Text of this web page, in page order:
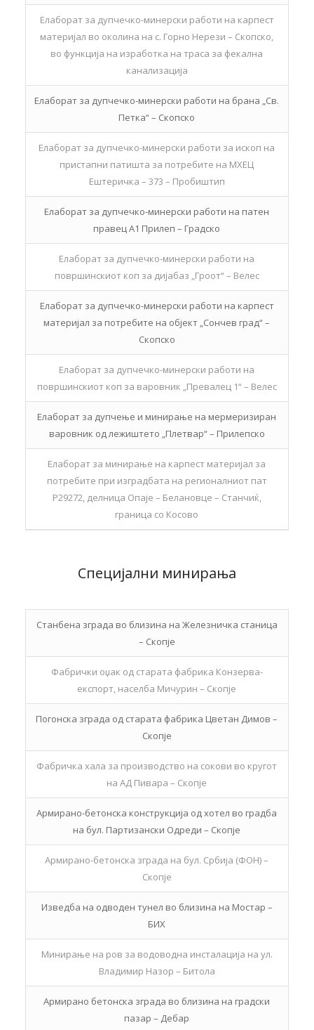
Елаборат за дупчечко-минерски работи на карпест
материјал во околина на с. Горно Нерези – Скопско,
во функција на изработка на траса за фекална
канализација
Елаборат за дупчечко-минерски работи на брана „Св.
Петка“ – Скопско
Елаборат за дупчечко-минерски работи за ископ на
пристапни патишта за потребите на МХЕЦ
Ештеричка – 373 – Пробиштип
Елаборат за дупчечко-минерски работи на патен
правец А1 Прилеп – Градско
Елаборат за дупчечко-минерски работи на
површинскиот коп за дијабаз „Гроот“ – Велес
Елаборат за дупчечко-минерски работи на карпест
материјал за потребите на објект „Сончев град“ –
Скопско
Елаборат за дупчечко-минерски работи на
површинскиот коп за варовник „Превалец 1“ – Велес
Елаборат за дупчење и минирање на мермеризиран
варовник од лежиштето „Плетвар“ – Прилепско
Елаборат за минирање на карпест материјал за
потребите при изградбата на регионалниот пат
Р29272, делница Опаје – Белановце – Станчиќ,
граница со Косово
Специјални минирања
Станбена зграда во близина на Железничка станица
– Скопје
Фабрички оџак од старата фабрика Конзерва-
експорт, населба Мичурин – Скопје
Погонска зграда од старата фабрика Цветан Димов –
Скопје
Фабричка хала за производство на сокови во кругот
на АД Пивара – Скопје
Армирано-бетонска конструкција од хотел во градба
на бул. Партизански Одреди – Скопје
Армирано-бетонска зграда на бул. Србија (ФОН) –
Скопје
Изведба на одводен тунел во близина на Мостар –
БИХ
Минирање на ров за водоводна инсталација на ул.
Владимир Назор – Битола
Армирано бетонска зграда во близина на градски
пазар – Дебар